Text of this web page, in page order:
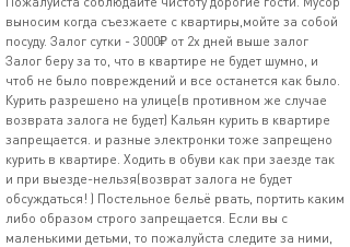
выносим когда съезжаете с квартиры,мойте за собой
посуду. Залог сутки - 3000₽ от 2х дней выше залог
Залог беру за то, что в квартире не будет шумно, и
чтоб не было повреждений и все останется как было.
Курить разрешено на улице(в противном же случае
возврата залога не будет) Кальян курить в квартире
запрещается. и разные электронки тоже запрещено
курить в квартире. Ходить в обуви как при заезде так
и при выезде-нельзя(возврат залога не будет
обсуждаться! ) Постельное бельё рвать, портить каким
либо образом строго запрещается. Если вы с
маленькими детьми, то пожалуйста следите за ними,